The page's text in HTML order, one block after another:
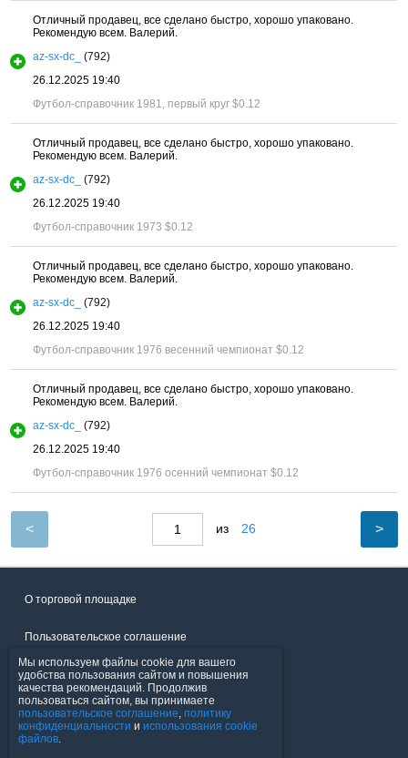
Отличный продавец, все сделано быстро, хорошо упаковано.
Рекомендую всем. Валерий.
az-sx-dc_
(792)
26.12.2025 19:40
Футбол-справочник 1981, первый круг $0.12
Отличный продавец, все сделано быстро, хорошо упаковано.
Рекомендую всем. Валерий.
az-sx-dc_
(792)
26.12.2025 19:40
Футбол-справочник 1973 $0.12
Отличный продавец, все сделано быстро, хорошо упаковано.
Рекомендую всем. Валерий.
az-sx-dc_
(792)
26.12.2025 19:40
Футбол-справочник 1976 весенний чемпионат $0.12
Отличный продавец, все сделано быстро, хорошо упаковано.
Рекомендую всем. Валерий.
az-sx-dc_
(792)
26.12.2025 19:40
Футбол-справочник 1976 осенний чемпионат $0.12
< из 26 >
О торговой площадке
Пользовательское соглашение
Политика конфиденциальности
Продавцы
Мы используем файлы cookie для вашего
удобства пользования сайтом и повышения
качества рекомендаций. Продолжив
пользоваться сайтом, вы принимаете
пользовательское соглашение, политику
конфиденциальности и использования cookie
файлов.